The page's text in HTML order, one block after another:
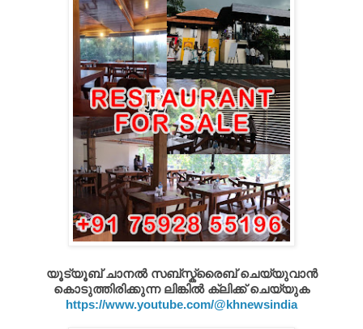
യൂട്യൂബ് ചാനൽ സബ്സ്ക്രൈബ് ചെയ്യുവാൻ
കൊടുത്തിരിക്കുന്ന ലിങ്കിൽ ക്ലിക്ക് ചെയ്യുക
https://www.youtube.com/@khnewsindia